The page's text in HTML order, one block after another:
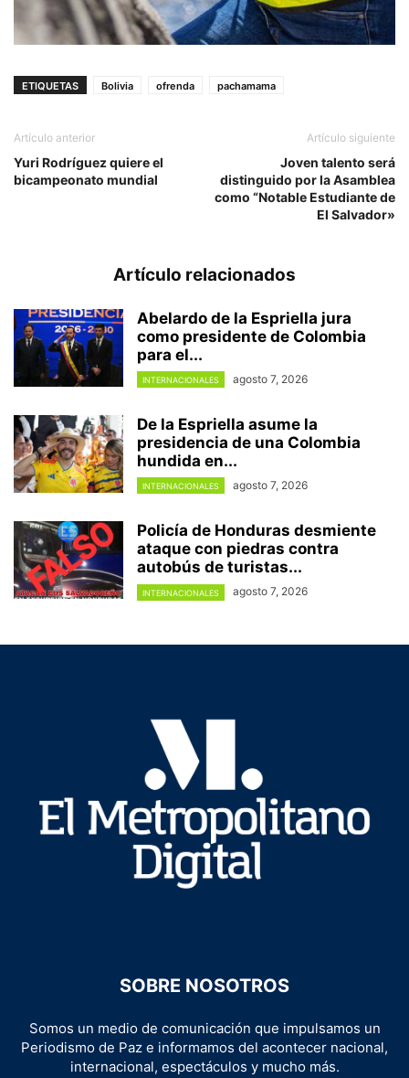
ETIQUETAS Bolivia ofrenda pachamama
Artículo anterior
Yuri Rodríguez quiere el
bicampeonato mundial
Artículo siguiente
Joven talento será
distinguido por la Asamblea
como “Notable Estudiante de
El Salvador»
Artículo relacionados
Abelardo de la Espriella jura
como presidente de Colombia
para el...
INTERNACIONALES agosto 7, 2026
De la Espriella asume la
presidencia de una Colombia
hundida en...
INTERNACIONALES agosto 7, 2026
Policía de Honduras desmiente
ataque con piedras contra
autobús de turistas...
INTERNACIONALES agosto 7, 2026
SOBRE NOSOTROS
Somos un medio de comunicación que impulsamos un
Periodismo de Paz e informamos del acontecer nacional,
internacional, espectáculos y mucho más.